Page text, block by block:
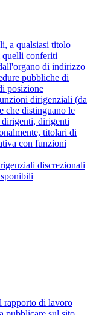
a qualsiasi titolo
conferiti
di indirizzo
pubbliche di
posizione
dirigenziali (da
che distinguano le
dirigenti, dirigenti
titolari di
con funzioni
discrezionali
rapporto di lavoro